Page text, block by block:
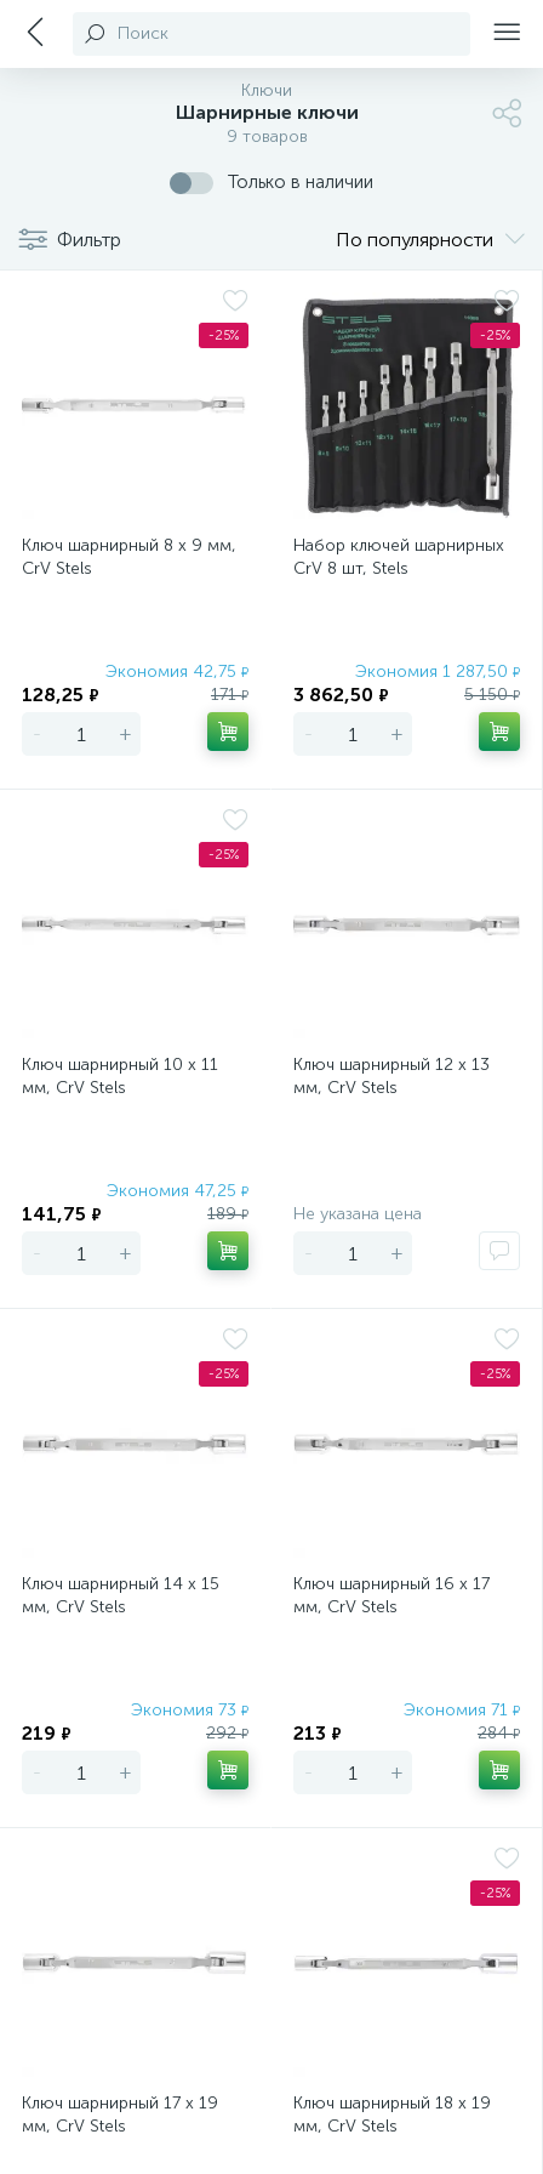
Поиск
Ключи
Шарнирные ключи
9 товаров
Только в наличии
Фильтр По популярности
-25%
Ключ шарнирный 8 х 9 мм,
CrV Stels
Экономия 42,75 ₽
128,25 ₽ 171₽
- +
-25%
Набор ключей шарнирных
CrV 8 шт, Stels
Экономия 1 287,50 ₽
3 862,50 ₽ 5 150₽
- +
-25%
Ключ шарнирный 10 х 11
мм, CrV Stels
Экономия 47,25 ₽
141,75 ₽ 189₽
- +
Ключ шарнирный 12 х 13
мм, CrV Stels
Не указана цена
- +
-25%
Ключ шарнирный 14 х 15
мм, CrV Stels
Экономия 73 ₽
219 ₽ 292₽
- +
-25%
Ключ шарнирный 16 х 17
мм, CrV Stels
Экономия 71 ₽
213 ₽ 284₽
- +
Ключ шарнирный 17 х 19
мм, CrV Stels
-25%
Ключ шарнирный 18 х 19
мм, CrV Stels